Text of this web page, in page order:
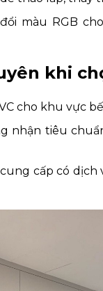
màu RGB
khi
cho khu vực
nhận tiêu
cấp có dịch